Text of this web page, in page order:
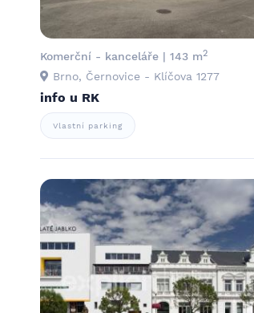
Komerční - kanceláře | 143 m2
Brno, Černovice - Klíčova 1277
info u RK
Vlastní parking